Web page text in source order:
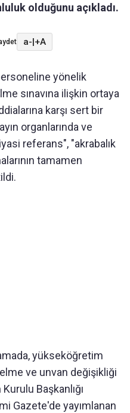
olduğunu açıkladı.
a-|+A
yönelik
sınavına ilişkin ortaya
karşı sert bir
organlarında ve
referans", "akrabalık
tamamen
yükseköğretim
ve unvan değişikliği
Başkanlığı
Gazete'de yayımlanan